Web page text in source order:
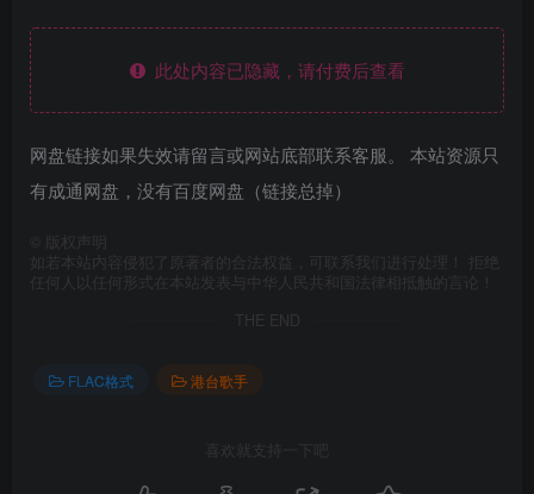
此处内容已隐藏，请付费后查看
网盘链接如果失效请留言或网站底部联系客服。 本站资源只
有成通网盘，没有百度网盘（链接总掉）
版权声明
如若本站内容侵犯了原著者的合法权益，可联系我们进行处理！ 拒绝
任何人以任何形式在本站发表与中华人民共和国法律相抵触的言论！
THE END
FLAC格式 港台歌手
喜欢就支持一下吧